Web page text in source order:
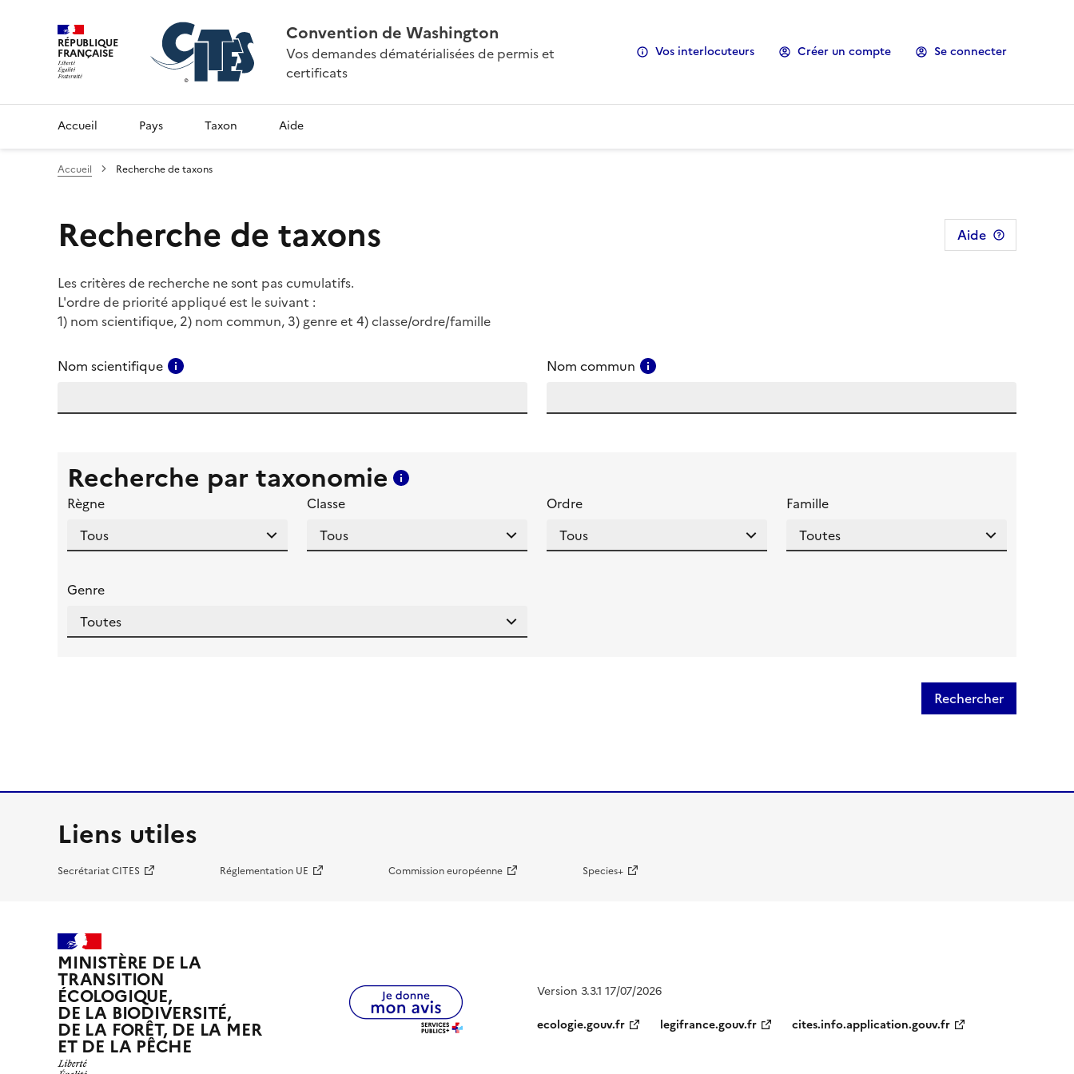
RÉPUBLIQUE
FRANÇAISE
Convention de Washington
Vos demandes dématérialisées de permis et
certificats
Vos interlocuteurs Créer un compte Se connecter
Accueil Pays Taxon Aide
Accueil Recherche de taxons
Recherche de taxons Aide
Les critères de recherche ne sont pas cumulatifs.
L'ordre de priorité appliqué est le suivant :
1) nom scientifique, 2) nom commun, 3) genre et 4) classe/ordre/famille
Nom scientifique Nom commun
Recherche par taxonomie
Règne
Classe Ordre Famille
Genre
Rechercher
Liens utiles
Secrétariat CITES Réglementation UE Commission européenne Species+
MINISTÈRE DE LA
TRANSITION
ÉCOLOGIQUE,
DE LA BIODIVERSITÉ,
DE LA FORÊT, DE LA MER
ET DE LA PÊCHE
Version 3.3.1 17/07/2026
ecologie.gouv.fr
legifrance.gouv.fr cites.info.application.gouv.fr